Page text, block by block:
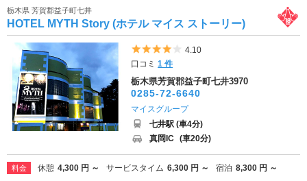
栃木県 芳賀郡益子町七井
HOTEL MYTH Story (ホテル マイス ストーリー)
5つ星のうち4
4.10
口コミ1 件
栃木県芳賀郡益子町七井3970
0285-72-6640
マイスグループ
七井駅 (車4分)
真岡IC (車20分)
料金 休憩 4,300 円 ～ サービスタイム 6,300 円 ～ 宿泊 8,300 円 ～